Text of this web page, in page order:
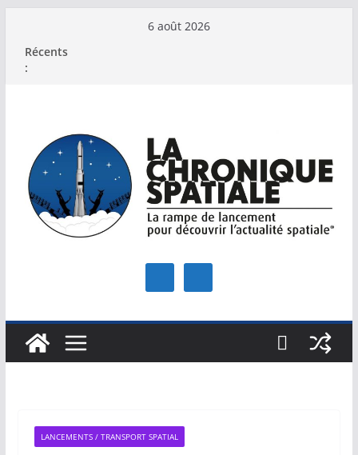
contenu
6 août 2026
Récents
:
LANCEMENTS / TRANSPORT SPATIAL